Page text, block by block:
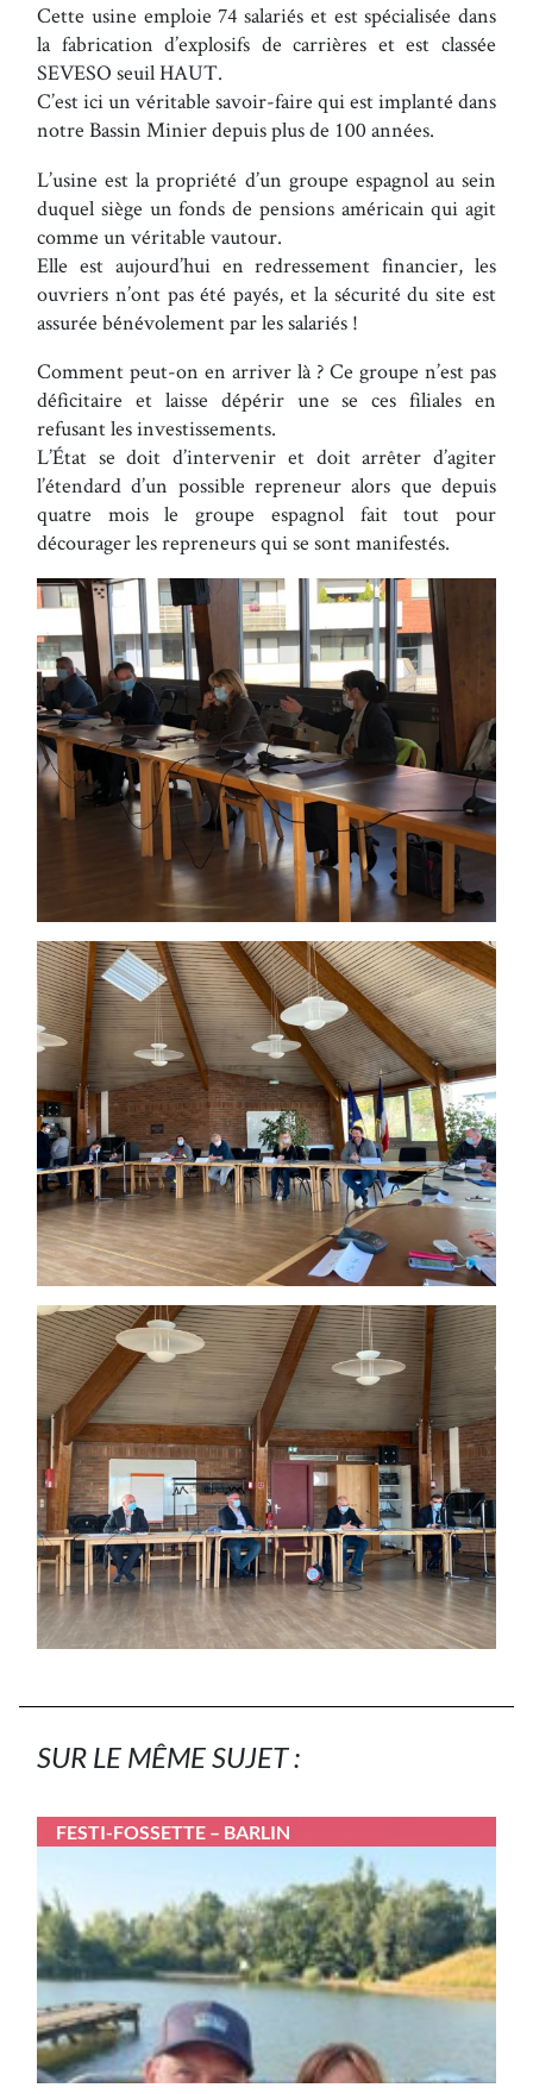
Cette usine emploie 74 salariés et est spécialisée dans
la fabrication d’explosifs de carrières et est classée
SEVESO seuil HAUT.
C’est ici un véritable savoir-faire qui est implanté dans
notre Bassin Minier depuis plus de 100 années.
L’usine est la propriété d’un groupe espagnol au sein
duquel siège un fonds de pensions américain qui agit
comme un véritable vautour.
Elle est aujourd’hui en redressement financier, les
ouvriers n’ont pas été payés, et la sécurité du site est
assurée bénévolement par les salariés !
Comment peut-on en arriver là ? Ce groupe n’est pas
déficitaire et laisse dépérir une se ces filiales en
refusant les investissements.
L’État se doit d’intervenir et doit arrêter d’agiter
l’étendard d’un possible repreneur alors que depuis
quatre mois le groupe espagnol fait tout pour
décourager les repreneurs qui se sont manifestés.
SUR LE MÊME SUJET :
FESTI-FOSSETTE – BARLIN